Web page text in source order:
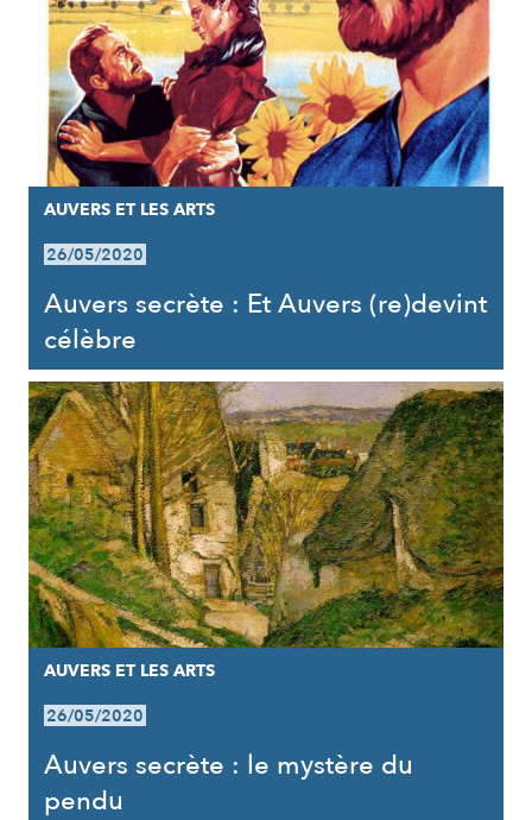
AUVERS ET LES ARTS
26/05/2020
Auvers secrète : Et Auvers (re)devint
célèbre
AUVERS ET LES ARTS
26/05/2020
Auvers secrète : le mystère du
pendu